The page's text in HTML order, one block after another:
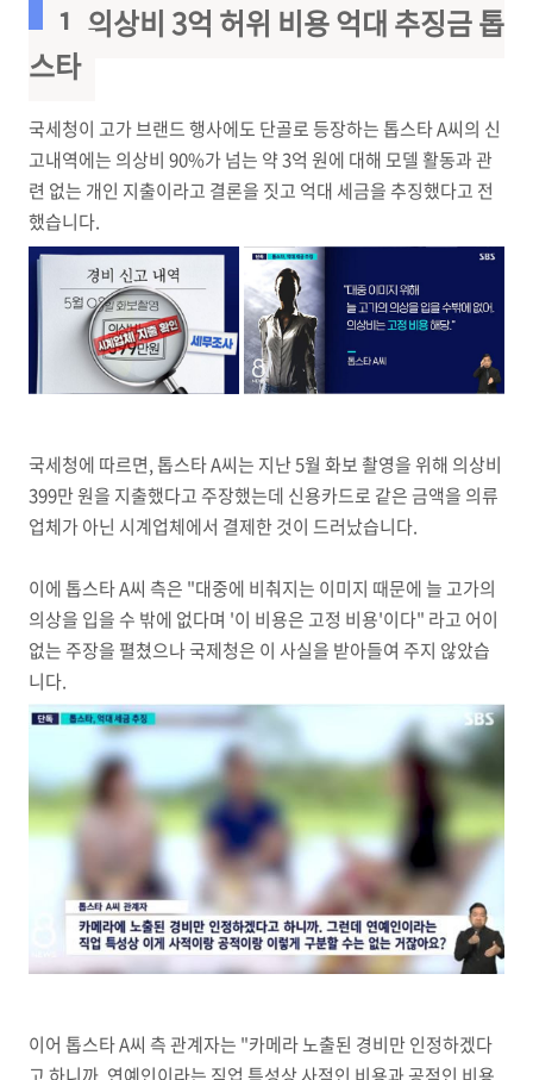
1. 의상비 3억 허위 비용 억대 추징금 톱
스타
국세청이 고가 브랜드 행사에도 단골로 등장하는 톱스타 A씨의 신
고내역에는 의상비 90%가 넘는 약 3억 원에 대해 모델 활동과 관
련 없는 개인 지출이라고 결론을 짓고 억대 세금을 추징했다고 전
했습니다.
국세청에 따르면, 톱스타 A씨는 지난 5월 화보 촬영을 위해 의상비
399만 원을 지출했다고 주장했는데 신용카드로 같은 금액을 의류
업체가 아닌 시계업체에서 결제한 것이 드러났습니다.
이에 톱스타 A씨 측은 "대중에 비춰지는 이미지 때문에 늘 고가의
의상을 입을 수 밖에 없다며 '이 비용은 고정 비용'이다" 라고 어이
없는 주장을 펼쳤으나 국제청은 이 사실을 받아들여 주지 않았습
니다.
이어 톱스타 A씨 측 관계자는 "카메라 노출된 경비만 인정하겠다